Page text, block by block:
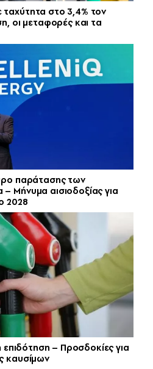
στο 3,4% τον
οι μεταφορές και τα
παράτασης των
Μήνυμα αισιοδοξίας για
2028
επιδότηση – Προσδοκίες για
καυσίμων